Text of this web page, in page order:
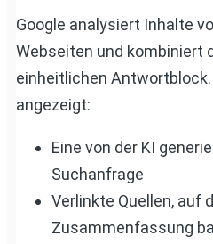
Google analysiert Inhalte
Webseiten und kombiniert
einheitlichen Antwortblock.
angezeigt:
Eine von der KI
Suchanfrage
Verlinkte Quellen, auf
Zusammenfassung